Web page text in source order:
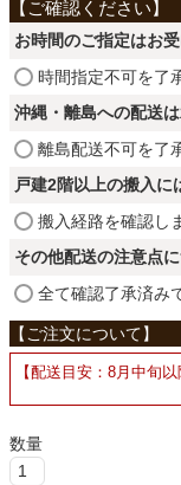
寝具
カーテン
ラグ
マット
お時間のご指定はお
時間指定不可を了
沖縄・離島への配送
離島配送不可を了
戸建2階以上の搬入に
搬入経路を確認し
その他配送の注意点
全て確認了承済み
【配送目安：8月中旬